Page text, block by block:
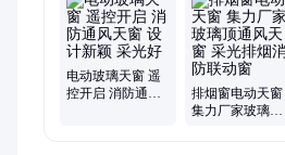
电动玻璃天窗 遥
控开启 消防通风
排烟窗电动天窗
集力厂家玻璃顶